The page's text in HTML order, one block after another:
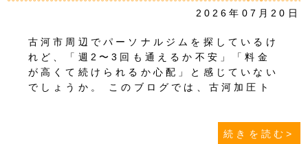
2026年07月20日
古河市周辺でパーソナルジムを探しているけ
れど、「週2〜3回も通えるか不安」「料金
が高くて続けられるか心配」と感じていない
でしょうか。 このブログでは、古河加圧ト
続きを読む>